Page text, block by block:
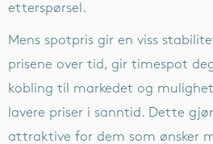
etterspørsel.
Mens spotpris gir en viss
prisene over tid, gir timespot
kobling til markedet og
lavere priser i sanntid. Dette
attraktive for dem som ønsker